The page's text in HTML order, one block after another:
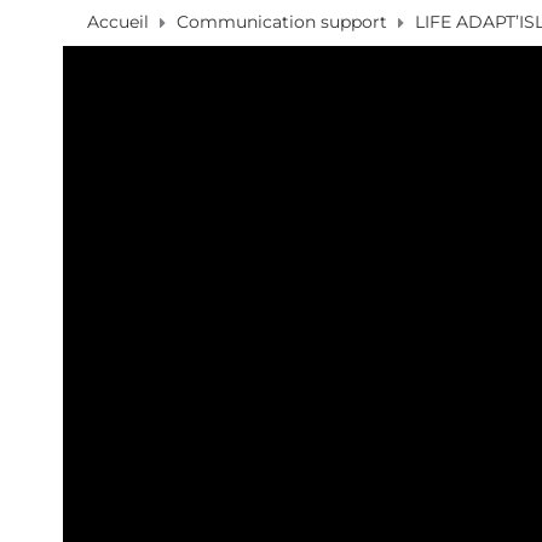
Accueil Communication support LIFE